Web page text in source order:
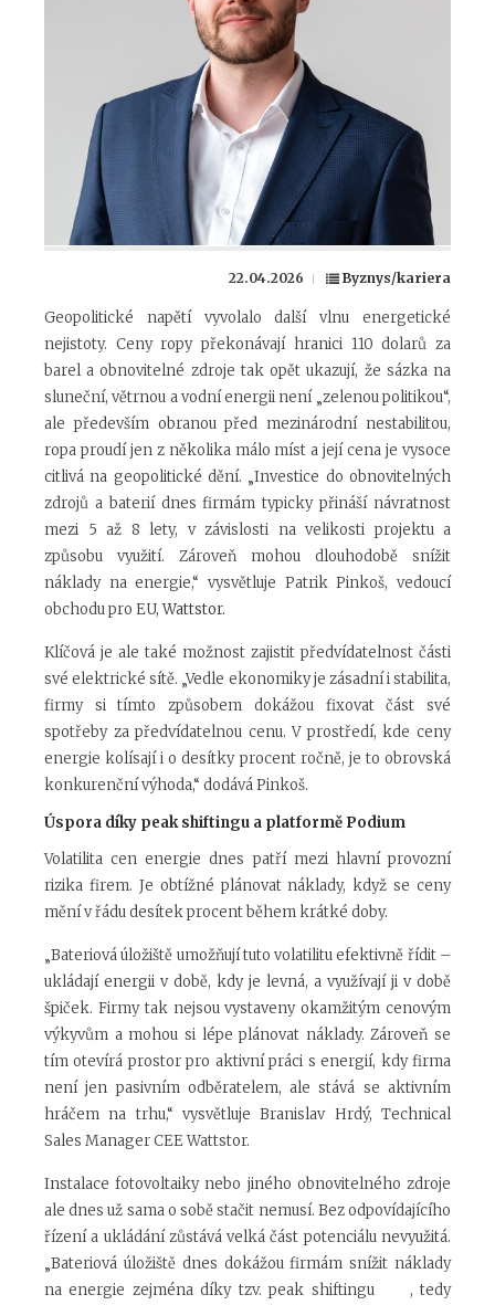
22.04.2026 Byznys/kariera
Geopolitické napětí vyvolalo další vlnu energetické
nejistoty. Ceny ropy překonávají hranici 110 dolarů za
barel a obnovitelné zdroje tak opět ukazují, že sázka na
sluneční, větrnou a vodní energii není „zelenou politikou“,
ale především obranou před mezinárodní nestabilitou,
ropa proudí jen z několika málo míst a její cena je vysoce
citlivá na geopolitické dění. „Investice do obnovitelných
zdrojů a baterií dnes firmám typicky přináší návratnost
mezi 5 až 8 lety, v závislosti na velikosti projektu a
způsobu využití. Zároveň mohou dlouhodobě snížit
náklady na energie,“ vysvětluje Patrik Pinkoš, vedoucí
obchodu pro EU,Wattstor.
Klíčová je ale také možnost zajistit předvídatelnost části
své elektrické sítě. „Vedle ekonomiky je zásadní i stabilita,
firmy si tímto způsobem dokážou fixovat část své
spotřeby za předvídatelnou cenu. V prostředí, kde ceny
energie kolísají i o desítky procent ročně, je to obrovská
konkurenční výhoda,“ dodává Pinkoš.
Úspora díky peakshiftingu a platformě Podium
Volatilita cen energie dnes patří mezi hlavní provozní
rizika firem. Je obtížné plánovat náklady, když se ceny
mění v řádu desítek procent během krátké doby.
„Bateriová úložiště umožňují tuto volatilitu efektivně řídit –
ukládají energii v době, kdy je levná, a využívají ji v době
špiček. Firmy tak nejsou vystaveny okamžitým cenovým
výkyvům a mohou si lépe plánovat náklady. Zároveň se
tím otevírá prostor pro aktivní práci s energií, kdy firma
není jen pasivním odběratelem, ale stává se aktivním
hráčem na trhu,“ vysvětluje Branislav Hrdý, Technical
Sales Manager CEE Wattstor.
Instalace fotovoltaiky nebo jiného obnovitelného zdroje
ale dnes už sama o sobě stačit nemusí. Bez odpovídajícího
řízení a ukládání zůstává velká část potenciálu nevyužitá.
„Bateriová úložiště dnes dokážou firmám snížit náklady
na energie zejména díky tzv. peak shiftingu , tedy